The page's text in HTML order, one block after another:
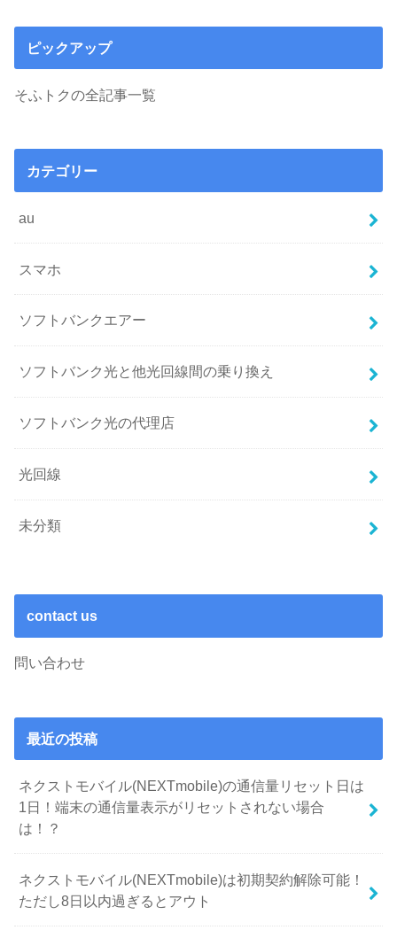
ピックアップ
そふトクの全記事一覧
カテゴリー
au
スマホ
ソフトバンクエアー
ソフトバンク光と他光回線間の乗り換え
ソフトバンク光の代理店
光回線
未分類
contact us
問い合わせ
最近の投稿
ネクストモバイル(NEXTmobile)の通信量リセット日は
1日！端末の通信量表示がリセットされない場合
は！？
ネクストモバイル(NEXTmobile)は初期契約解除可能！
ただし8日以内過ぎるとアウト